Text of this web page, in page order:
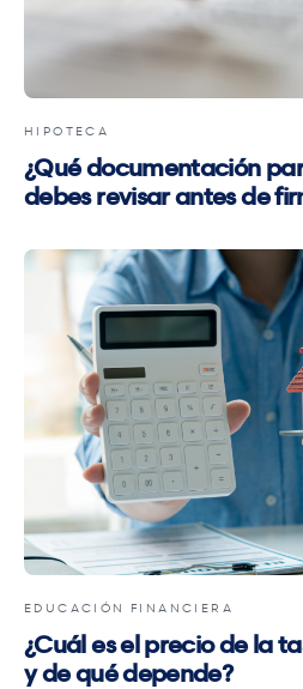
HIPOTECA
¿Qué documentación
debes revisar antes de
EDUCACIÓN FINANCIERA
¿Cuál es el precio de la
y de qué depende?